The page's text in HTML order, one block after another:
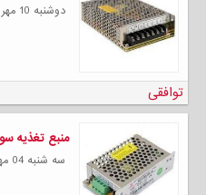
دوشنبه 10 مهر 1402
توافقی
منبع تغذیه سوئیچینگ
سه شنبه 04 مهر 1402